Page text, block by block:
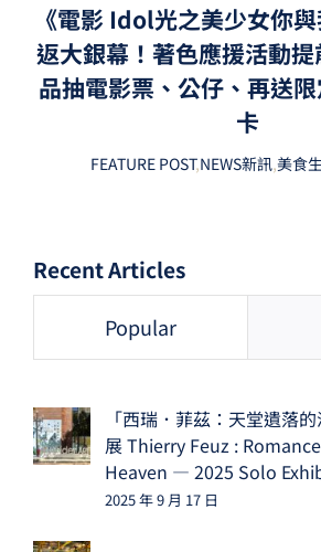
《電影 Idol光之美少女你
返大銀幕！著色應援活動
品抽電影票、公仔、再送
卡
FEATURE POST,NEWS新訊,美食
Recent Articles
Popular
「西瑞．菲茲：天堂遺落
展 Thierry Feuz :
Heaven — 2025 Solo
2025 年 9 月 17 日